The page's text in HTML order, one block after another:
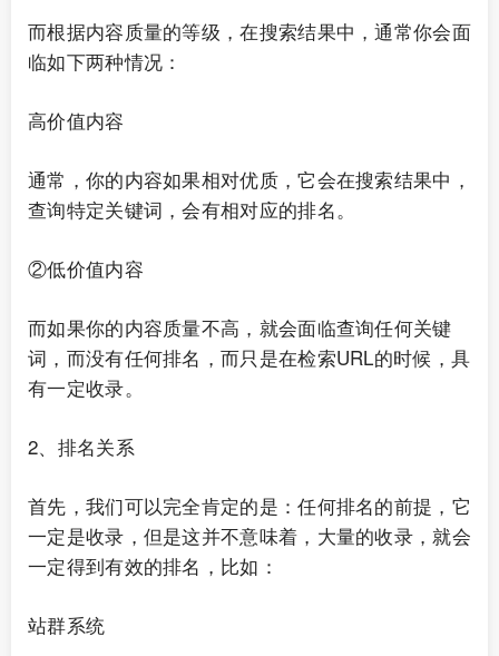
而根据内容质量的等级，在搜索结果中，通常你会面
临如下两种情况：
高价值内容
通常，你的内容如果相对优质，它会在搜索结果中，
查询特定关键词，会有相对应的排名。
②低价值内容
而如果你的内容质量不高，就会面临查询任何关键
词，而没有任何排名，而只是在检索URL的时候，具
有一定收录。
2、排名关系
首先，我们可以完全肯定的是：任何排名的前提，它
一定是收录，但是这并不意味着，大量的收录，就会
一定得到有效的排名，比如：
站群系统